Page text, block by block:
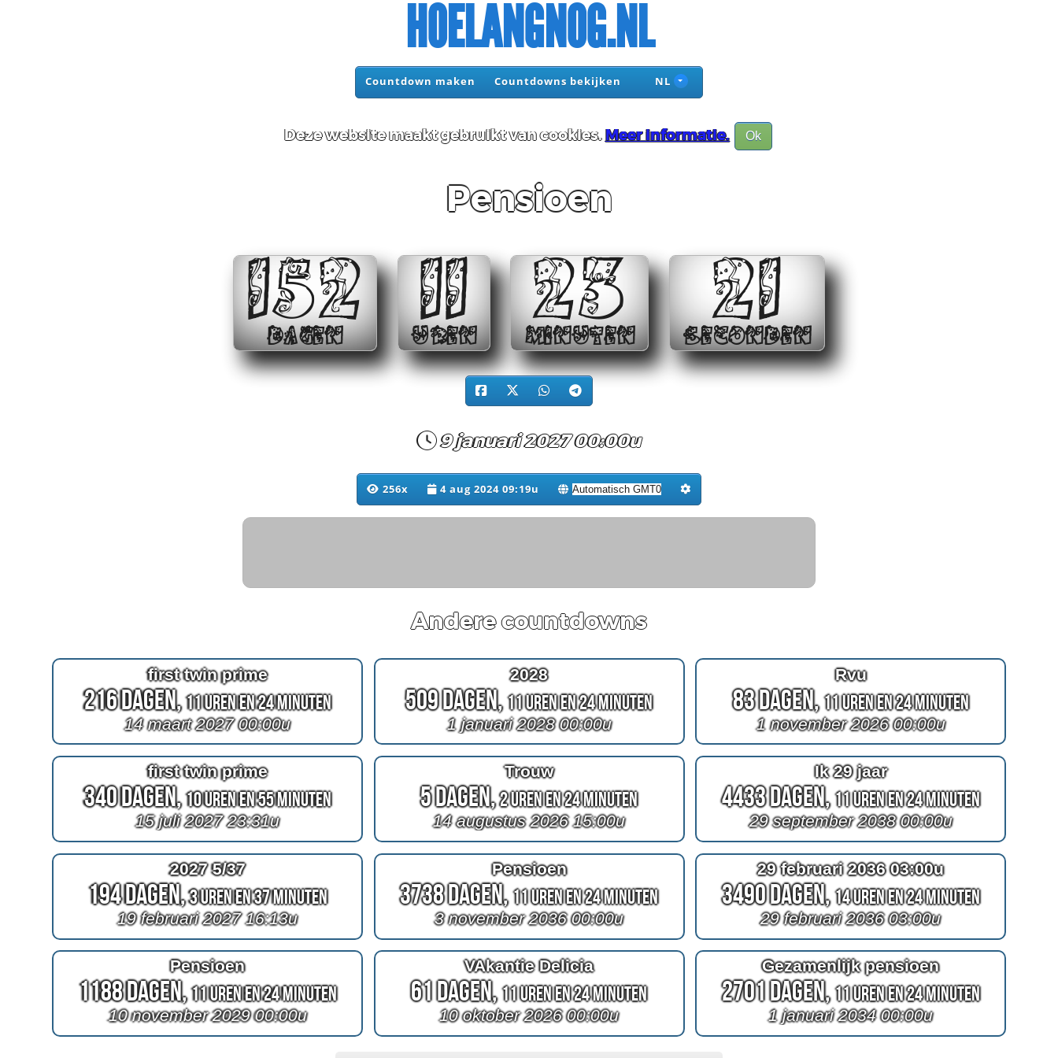
HOELANGNOG.NL
Countdown maken Countdowns bekijken NL
Deze website maakt gebruikt van cookies.Meer informatie. Ok
Pensioen
152
DAGEN
11
UREN
23
MINUTEN
21
SECONDEN
9 januari 2027 00:00u
256x 4 aug 2024 09:19u
Andere countdowns
first twin prime
216 Dagen,11 Uren en 24 Minuten
14 maart 2027 00:00u
2028
509 Dagen,11 Uren en 24 Minuten
1 januari 2028 00:00u
Rvu
83 Dagen,11 Uren en 24 Minuten
1 november 2026 00:00u
first twin prime
340 Dagen,10 Uren en 55 Minuten
15 juli 2027 23:31u
Trouw
5 Dagen,2 Uren en 24 Minuten
14 augustus 2026 15:00u
Ik 29 jaar
4433 Dagen,11 Uren en 24 Minuten
29 september 2038 00:00u
2027 5/37
194 Dagen,3 Uren en 37 Minuten
19 februari 2027 16:13u
Pensioen
3738 Dagen,11 Uren en 24 Minuten
3 november 2036 00:00u
29 februari 2036 03:00u
3490 Dagen,14 Uren en 24 Minuten
29 februari 2036 03:00u
Pensioen
1188 Dagen,11 Uren en 24 Minuten
10 november 2029 00:00u
VAkantie Delicia
61 Dagen,11 Uren en 24 Minuten
10 oktober 2026 00:00u
Gezamenlijk pensioen
2701 Dagen,11 Uren en 24 Minuten
1 januari 2034 00:00u